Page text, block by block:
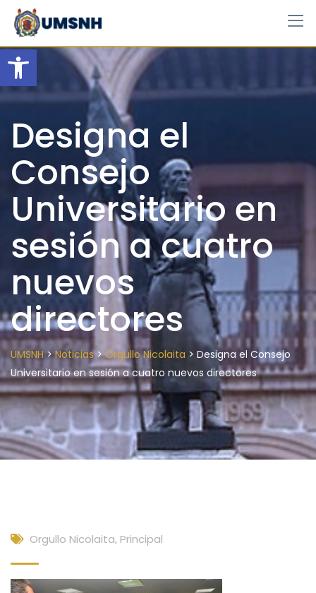
Open toolbar
Skip
content
Designa el
Consejo
Universitario en
sesión a cuatro
nuevos
directores
UMSNH>Noticias>Orgullo Nicolaita > Designa el Consejo
Universitario en sesión a cuatro nuevos directores
Orgullo Nicolaita, Principal